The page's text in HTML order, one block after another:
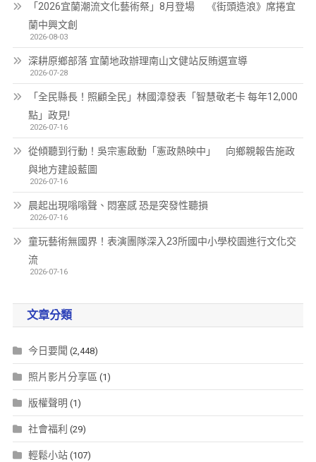
「2026宜蘭潮流文化藝術祭」8月登場 《街頭造浪》席捲宜
蘭中興文創
2026-08-03
深耕原鄉部落 宜蘭地政辦理南山文健站反賄選宣導
2026-07-28
「全民縣長！照顧全民」林國漳發表「智慧敬老卡 每年12,000
點」政見!
2026-07-16
從傾聽到行動！吳宗憲啟動「憲政熱映中」 向鄉親報告施政
與地方建設藍圖
2026-07-16
晨起出現嗡嗡聲、悶塞感 恐是突發性聽損
2026-07-16
童玩藝術無國界！表演團隊深入23所國中小學校園進行文化交
流
2026-07-16
文章分類
今日要聞 (2,448)
照片影片分享區 (1)
版權聲明 (1)
社會福利 (29)
輕鬆小站(107)